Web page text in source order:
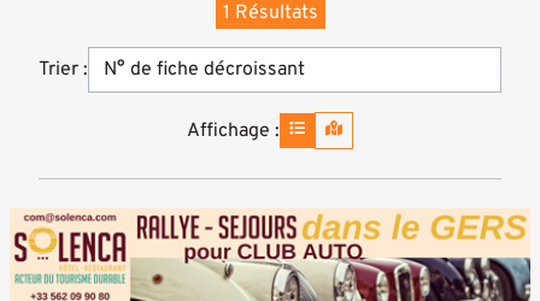
Trier :
1 Résultats
Affichage :